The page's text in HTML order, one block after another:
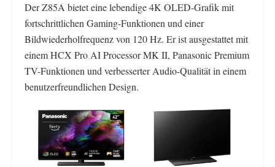
Der Z85A bietet eine lebendige 4K OLED-Grafik mit
fortschrittlichen Gaming-Funktionen und einer
Bildwiederholfrequenz von 120 Hz. Er ist ausgestattet mit
einem HCX Pro AI Processor MK II, Panasonic Premium
TV-Funktionen und verbesserter Audio-Qualität in einem
benutzerfreundlichen Design.